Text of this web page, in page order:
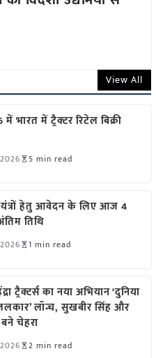
View All
भारत में ट्रैक्टर रिटेल बिक्री
5 min read
यंत्रों हेतु आवेदन के लिए आज 4
तिथि
1 min read
ट्रैक्टर्स का नया अभियान ‘दुनिया
लॉन्च, सुखबीर सिंह और
चेहरा
2 min read